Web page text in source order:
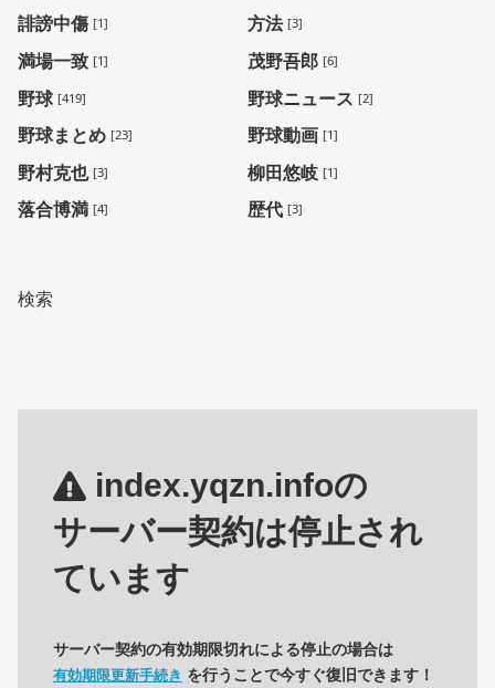
誹謗中傷 [1] 方法 [3]
満場一致 [1] 茂野吾郎 [6]
野球 [419] 野球ニュース [2]
野球まとめ [23] 野球動画 [1]
野村克也 [3] 柳田悠岐 [1]
落合博満 [4] 歴代 [3]
検索